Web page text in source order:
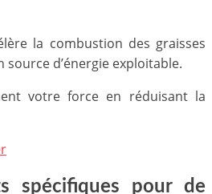
la combustion des graisses
d’énergie exploitable.
votre force en réduisant la
spécifiques pour de